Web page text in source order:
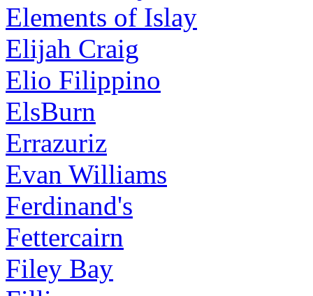
Elements of Islay
Elijah Craig
Elio Filippino
ElsBurn
Errazuriz
Evan Williams
Ferdinand's
Fettercairn
Filey Bay